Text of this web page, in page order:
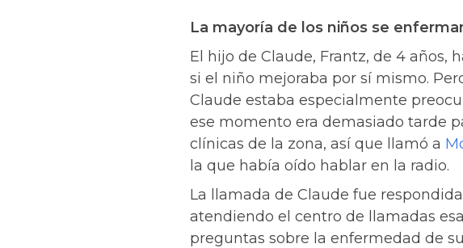
La mayoría de los niños se
El hijo de Claude, Frantz, de 4 años,
si el niño mejoraba por sí mismo.
Claude estaba especialmente
ese momento era demasiado tarde
clínicas de la zona, así que llamó a
la que había oído hablar en la radio.
La llamada de Claude fue
atendiendo el centro de llamadas
preguntas sobre la enfermedad de